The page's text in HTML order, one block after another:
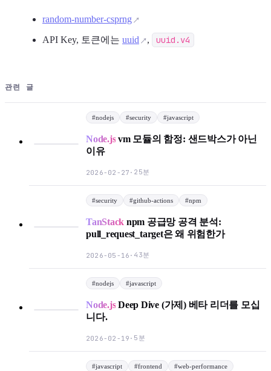
random-number-csprng
API Key, 토큰에는 uuid , uuid.v4
관련 글
#nodejs #security #javascript
Node.js vm 모듈의 함정: 샌드박스가 아닌
이유
2026-02-27 · 25분
#security #github-actions #npm
TanStack npm 공급망 공격 분석:
pull_request_target은 왜 위험한가
2026-05-16 · 43분
#nodejs #javascript
Node.js Deep Dive (가제) 베타 리더를 모십
니다.
2026-02-19 · 5분
#javascript #frontend #web-performance